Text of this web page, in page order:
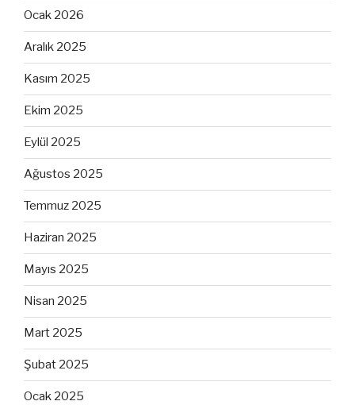
Ocak 2026
Aralık 2025
Kasım 2025
Ekim 2025
Eylül 2025
Ağustos 2025
Temmuz 2025
Haziran 2025
Mayıs 2025
Nisan 2025
Mart 2025
Şubat 2025
Ocak 2025